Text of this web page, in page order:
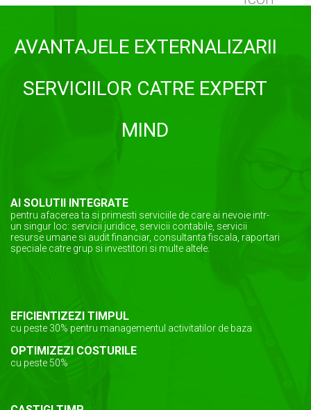
AVANTAJELE EXTERNALIZARII
SERVICIILOR CATRE EXPERT
MIND
AI SOLUTII INTEGRATE
pentru afacerea ta si primesti serviciile de care ai nevoie intr-
un singur loc: servicii juridice, servicii contabile, servicii
resurse umane si audit financiar, consultanta fiscala, raportari
speciale catre grup si investitori si multe altele.
EFICIENTIZEZI TIMPUL
cu peste 30% pentru managementul activitatilor de baza
OPTIMIZEZI COSTURILE
cu peste 50%